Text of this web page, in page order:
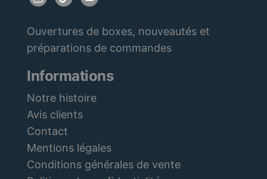
Ouvertures de boxes, nouveautés et
préparations de commandes
Informations
Notre histoire
Avis clients
Contact
Mentions légales
Conditions générales de vente